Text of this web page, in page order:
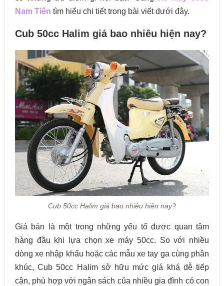
Nam Tiến tìm hiểu chi tiết trong bài viết dưới đây.
Cub 50cc Halim giá bao nhiêu hiện nay?
Cub 50cc Halim giá bao nhiêu hiện nay?
Giá bán là một trong những yếu tố được quan tâm
hàng đầu khi lựa chọn xe máy 50cc. So với nhiều
dòng xe nhập khẩu hoặc các mẫu xe tay ga cùng phân
khúc, Cub 50cc Halim sở hữu mức giá khá dễ tiếp
cận, phù hợp với ngân sách của nhiều gia đình có con